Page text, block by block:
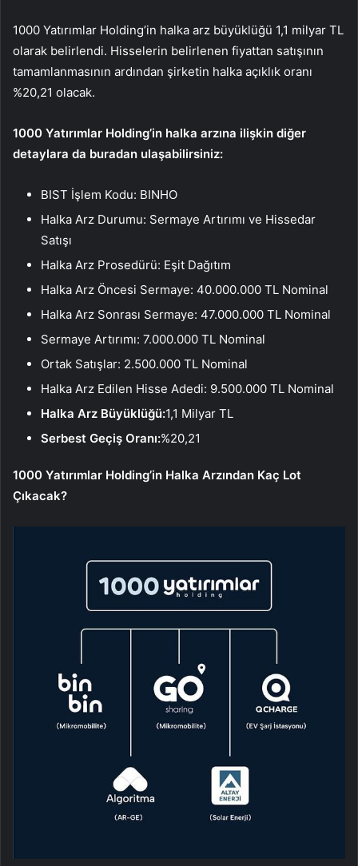
1000 Yatırımlar Holding’in halka arz büyüklüğü 1,1 milyar TL
olarak belirlendi. Hisselerin belirlenen fiyattan satışının
tamamlanmasının ardından şirketin halka açıklık oranı
%20,21 olacak.
1000 Yatırımlar Holding’in halka arzına ilişkin diğer
detaylara da buradan ulaşabilirsiniz:
BIST İşlem Kodu: BINHO
Halka Arz Durumu: Sermaye Artırımı ve Hissedar
Satışı
Halka Arz Prosedürü: Eşit Dağıtım
Halka Arz Öncesi Sermaye: 40.000.000 TL Nominal
Halka Arz Sonrası Sermaye: 47.000.000 TL Nominal
Sermaye Artırımı: 7.000.000 TL Nominal
Ortak Satışlar: 2.500.000 TL Nominal
Halka Arz Edilen Hisse Adedi: 9.500.000 TL Nominal
Halka Arz Büyüklüğü:1,1 Milyar TL
Serbest Geçiş Oranı:%20,21
1000 Yatırımlar Holding’in Halka Arzından Kaç Lot
Çıkacak?